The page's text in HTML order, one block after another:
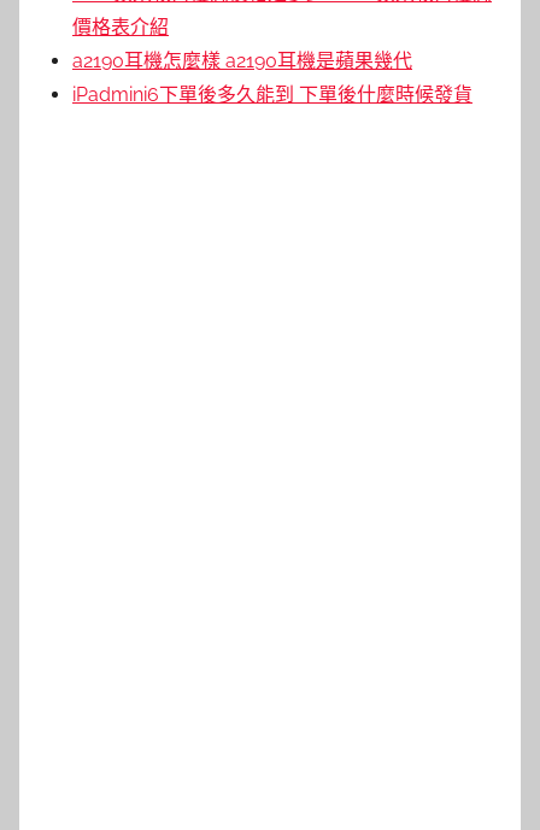
價格表介紹
a2190耳機怎麼樣 a2190耳機是蘋果幾代
iPadmini6下單後多久能到 下單後什麼時候發貨